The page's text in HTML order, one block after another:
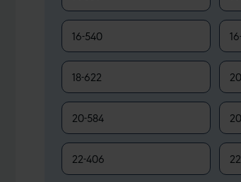
16-540
18-622
20-584
22-406